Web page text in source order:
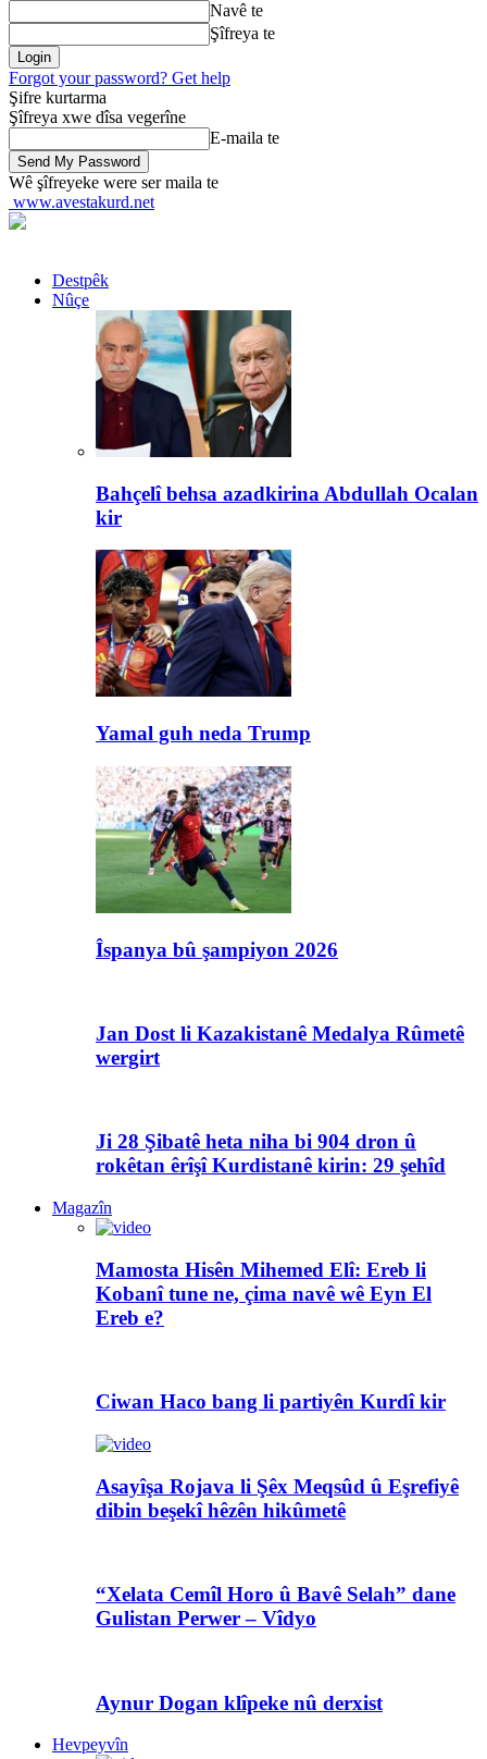
Navê te
Şîfreya te
Forgot your password? Get help
Şifre kurtarma
Şîfreya xwe dîsa vegerîne
E-maila te
Wê şîfreyeke were ser maila te
www.avestakurd.net
Destpêk
Nûçe
Bahçelî behsa azadkirina Abdullah Ocalan
kir
Yamal guh neda Trump
Îspanya bû şampiyon 2026
Jan Dost li Kazakistanê Medalya Rûmetê
wergirt
Ji 28 Şibatê heta niha bi 904 dron û
rokêtan êrîşî Kurdistanê kirin: 29 şehîd
Magazîn
Mamosta Hisên Mihemed Elî: Ereb li
Kobanî tune ne, çima navê wê Eyn El
Ereb e?
Ciwan Haco bang li partiyên Kurdî kir
Asayîşa Rojava li Şêx Meqsûd û Eşrefiyê
dibin beşekî hêzên hikûmetê
“Xelata Cemîl Horo û Bavê Selah” dane
Gulistan Perwer – Vîdyo
Aynur Dogan klîpeke nû derxist
Hevpeyvîn